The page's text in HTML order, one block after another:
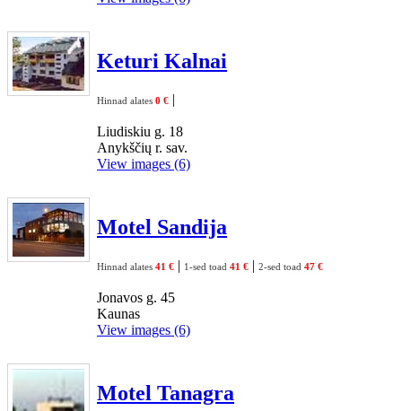
Keturi Kalnai
Hinnad alates 0 € |
Liudiskiu g. 18
Anykščių r. sav.
View images (6)
Motel Sandija
Hinnad alates 41 € | 1-sed toad 41 € | 2-sed toad 47 €
Jonavos g. 45
Kaunas
View images (6)
Motel Tanagra